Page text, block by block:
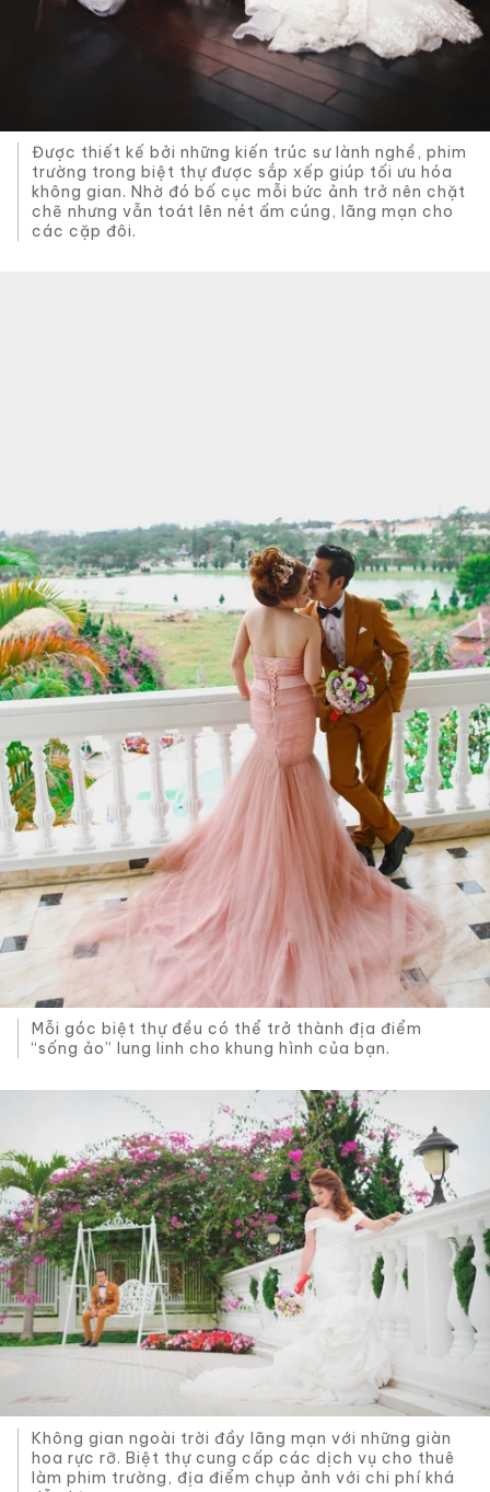
Được thiết kế bởi những kiến trúc sư lành nghề, phim
trường trong biệt thự được sắp xếp giúp tối ưu hóa
không gian. Nhờ đó bố cục mỗi bức ảnh trở nên chặt
chẽ nhưng vẫn toát lên nét ấm cúng, lãng mạn cho
các cặp đôi.
Mỗi góc biệt thự đều có thể trở thành địa điểm
“sống ảo” lung linh cho khung hình của bạn.
Không gian ngoài trời đầy lãng mạn với những giàn
hoa rực rỡ. Biệt thự cung cấp các dịch vụ cho thuê
làm phim trường, địa điểm chụp ảnh với chi phí khá